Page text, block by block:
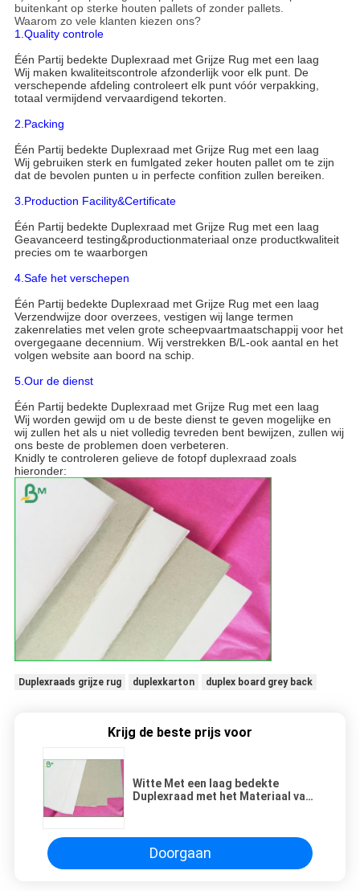
buitenkant op sterke houten pallets of zonder pallets.
Waarom zo vele klanten kiezen ons?
1.Quality controle
Één Partij bedekte Duplexraad met Grijze Rug met een laag
Wij maken kwaliteitscontrole afzonderlijk voor elk punt. De
verschepende afdeling controleert elk punt vóór verpakking,
totaal vermijdend vervaardigend tekorten.
2.Packing
Één Partij bedekte Duplexraad met Grijze Rug met een laag
Wij gebruiken sterk en fumlgated zeker houten pallet om te zijn
dat de bevolen punten u in perfecte confition zullen bereiken.
3.Production Facility&Certificate
Één Partij bedekte Duplexraad met Grijze Rug met een laag
Geavanceerd testing&productionmateriaal onze productkwaliteit
precies om te waarborgen
4.Safe het verschepen
Één Partij bedekte Duplexraad met Grijze Rug met een laag
Verzendwijze door overzees, vestigen wij lange termen
zakenrelaties met velen grote scheepvaartmaatschappij voor het
overgegaane decennium. Wij verstrekken B/L-ook aantal en het
volgen website aan boord na schip.
5.Our de dienst
Één Partij bedekte Duplexraad met Grijze Rug met een laag
Wij worden gewijd om u de beste dienst te geven mogelijke en
wij zullen het als u niet volledig tevreden bent bewijzen, zullen wij
ons beste de problemen doen verbeteren.
Knidly te controleren gelieve de fotopf duplexraad zoals
hieronder:
Duplexraads grijze rug duplexkarton duplex board grey back
Krijg de beste prijs voor
Witte Met een laag bedekte
Duplexraad met het Materiaal van
Doorgaan